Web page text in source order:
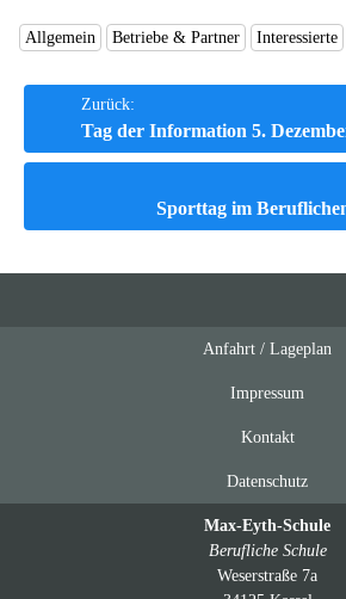
Allgemein Betriebe & Partner Interessierte
Beitrags-
Navigation
Zurück:
Tag der Information 5.
Sporttag im
Anfahrt / Lageplan
Impressum
Kontakt
Datenschutz
Feeds oben
Max-Eyth-Schule
Berufliche Schule
Weserstraße 7a